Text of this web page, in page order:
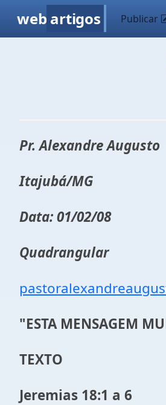
web artigos Publicar
Pr. Alexandre Augusto
Itajubá/MG
Data: 01/02/08
Quadrangular
"ESTA MENSAGEM
TEXTO
Jeremias 18:1 a 6